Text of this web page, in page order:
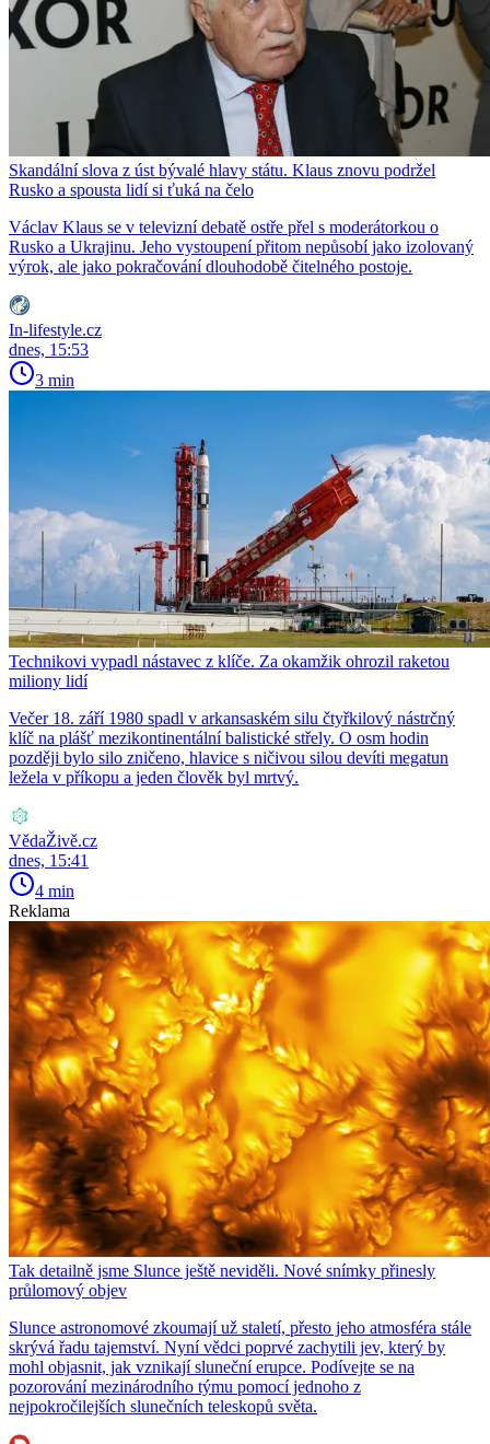
Skandální slova z úst bývalé hlavy státu. Klaus znovu podržel
Rusko a spousta lidí si ťuká na čelo
Václav Klaus se v televizní debatě ostře přel s moderátorkou o
Rusko a Ukrajinu. Jeho vystoupení přitom nepůsobí jako izolovaný
výrok, ale jako pokračování dlouhodobě čitelného postoje.
In-lifestyle.cz
dnes, 15:53
3 min
Technikovi vypadl nástavec z klíče. Za okamžik ohrozil raketou
miliony lidí
Večer 18. září 1980 spadl v arkansaském silu čtyřkilový nástrčný
klíč na plášť mezikontinentální balistické střely. O osm hodin
později bylo silo zničeno, hlavice s ničivou silou devíti megatun
ležela v příkopu a jeden člověk byl mrtvý.
VědaŽivě.cz
dnes, 15:41
4 min
Reklama
Tak detailně jsme Slunce ještě neviděli. Nové snímky přinesly
průlomový objev
Slunce astronomové zkoumají už staletí, přesto jeho atmosféra stále
skrývá řadu tajemství. Nyní vědci poprvé zachytili jev, který by
mohl objasnit, jak vznikají sluneční erupce. Podívejte se na
pozorování mezinárodního týmu pomocí jednoho z
nejpokročilejších slunečních teleskopů světa.